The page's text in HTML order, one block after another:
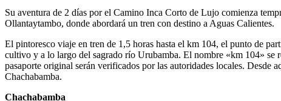
Su aventura de 2 días por el Camino Inca Corto de Lujo comienza
Ollantaytambo, donde abordará un tren con destino a Aguas Calientes.
El pintoresco viaje en tren de 1,5 horas hasta el km 104, el punto de
cultivo y a lo largo del sagrado río Urubamba. El nombre «km 104» se
pasaporte original serán verificados por las autoridades locales. Desde
Chachabamba.
Chachabamba